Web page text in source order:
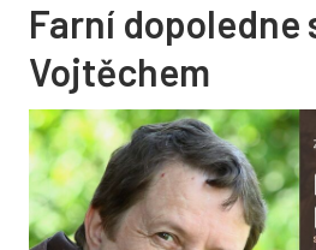
Farní dopoledne
Vojtěchem